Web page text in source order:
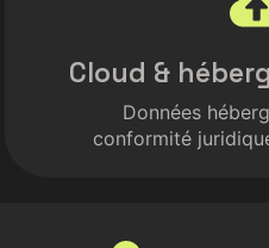
Cloud &
Données
conformité